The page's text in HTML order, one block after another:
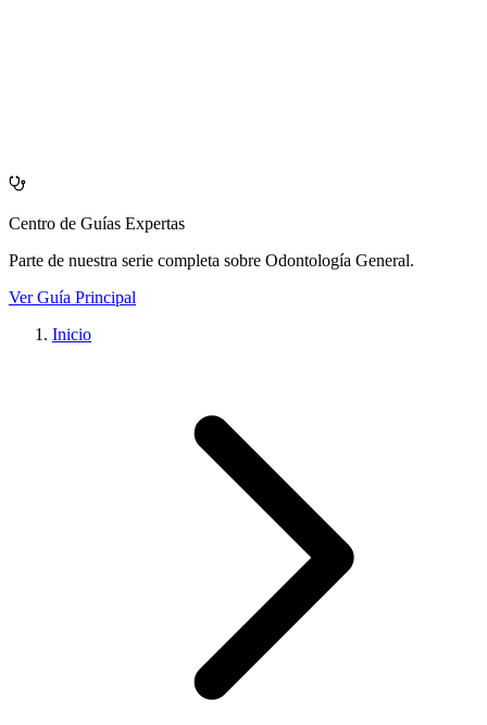
Centro de Guías Expertas
Parte de nuestra serie completa sobre Odontología General.
Ver Guía Principal
Inicio